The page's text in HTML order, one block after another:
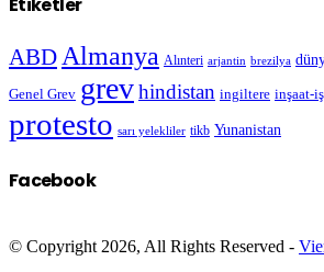
ABDAlmanya Alınteri arjantin brezilya
Genel Grev grevhindistan ingiltere inşaat-iş
protesto sarı yelekliler tikb Yunanistan
Facebook
© Copyright 2026, All Rights Reserved -